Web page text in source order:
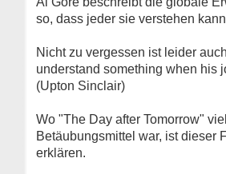
so, dass jeder sie verstehen
Nicht zu vergessen ist leider
understand something when his
(Upton Sinclair)
Wo "The Day after Tomorrow"
Betäubungsmittel war, ist dieser
erklären.